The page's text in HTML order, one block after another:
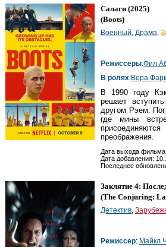
Салаги (2025)
(Boots)
Военный, Драма,
Режиссеры:Фил
В ролях:Вера
В 1990 году
решает
другом Рэем.
где мины
преображения.
Дата выхода
Дата добавления:
Последнее
Заклятие 4:
(The Conjuring:
Детектив,
Режиссер: Майкл